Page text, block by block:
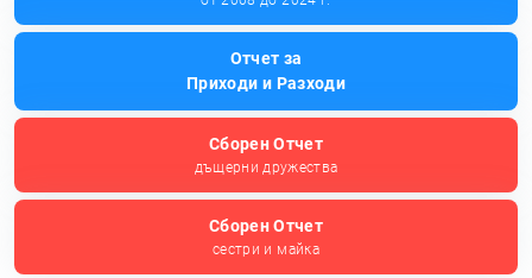
Отчет за
Приходи и Разходи
Сборен Отчет
дъщерни дружества
Сборен Отчет
сестри и майка